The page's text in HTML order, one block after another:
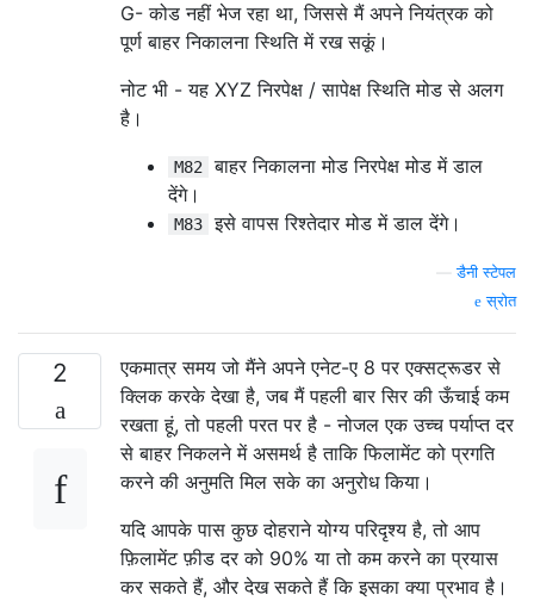
G- कोड नहीं भेज रहा था, जिससे मैं अपने नियंत्रक को
पूर्ण बाहर निकालना स्थिति में रख सकूं।
नोट भी - यह XYZ निरपेक्ष / सापेक्ष स्थिति मोड से अलग
है।
M82
बाहर निकालना मोड निरपेक्ष मोड में डाल
देंगे।
M83 इसे वापस रिश्तेदार मोड में डाल देंगे।
—डैनी स्टेपल
स्रोत
2
एकमात्र समय जो मैंने अपने एनेट-ए 8 पर एक्सट्रूडर से
क्लिक करके देखा है, जब मैं पहली बार सिर की ऊँचाई कम
रखता हूं, तो पहली परत पर है - नोजल एक उच्च पर्याप्त दर
से बाहर निकलने में असमर्थ है ताकि फिलामेंट को प्रगति
करने की अनुमति मिल सके का अनुरोध किया।
यदि आपके पास कुछ दोहराने योग्य परिदृश्य है, तो आप
फ़िलामेंट फ़ीड दर को 90% या तो कम करने का प्रयास
कर सकते हैं, और देख सकते हैं कि इसका क्या प्रभाव है।